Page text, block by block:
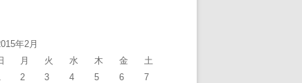
年2月
月 火 水 木 金
土
2 3 4 5 6
7